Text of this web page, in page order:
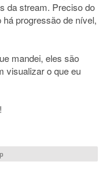
da stream. Preciso do
progressão de nível,
mandei, eles são
visualizar o que eu